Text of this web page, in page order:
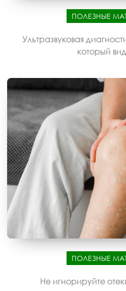
ПОЛЕЗНЫЕ
Ультразвуковая
который
ПОЛЕЗНЫЕ
Не игнорируйте